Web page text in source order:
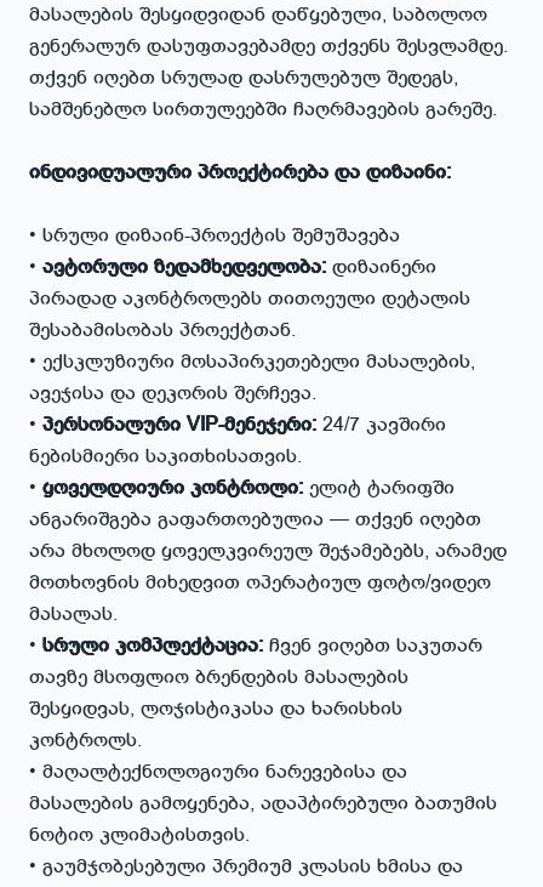
მასალების შესყიდვიდან დაწყებული, საბოლოო
გენერალურ დასუფთავებამდე თქვენს შესვლამდე.
თქვენ იღებთ სრულად დასრულებულ შედეგს,
სამშენებლო სირთულეებში ჩაღრმავების გარეშე.
ინდივიდუალური პროექტირება და დიზაინი:
• სრული დიზაინ-პროექტის შემუშავება
• ავტორული ზედამხედველობა: დიზაინერი
პირადად აკონტროლებს თითოეული დეტალის
შესაბამისობას პროექტთან.
• ექსკლუზიური მოსაპირკეთებელი მასალების,
ავეჯისა და დეკორის შერჩევა.
• პერსონალური VIP-მენეჯერი: 24/7 კავშირი
ნებისმიერი საკითხისათვის.
• ყოველდღიური კონტროლი: ელიტ ტარიფში
ანგარიშგება გაფართოებულია — თქვენ იღებთ
არა მხოლოდ ყოველკვირეულ შეჯამებებს, არამედ
მოთხოვნის მიხედვით ოპერატიულ ფოტო/ვიდეო
მასალას.
• სრული კომპლექტაცია: ჩვენ ვიღებთ საკუთარ
თავზე მსოფლიო ბრენდების მასალების
შესყიდვას, ლოჯისტიკასა და ხარისხის
კონტროლს.
• მაღალტექნოლოგიური ნარევებისა და
მასალების გამოყენება, ადაპტირებული ბათუმის
ნოტიო კლიმატისთვის.
• გაუმჯობესებული პრემიუმ კლასის ხმისა და